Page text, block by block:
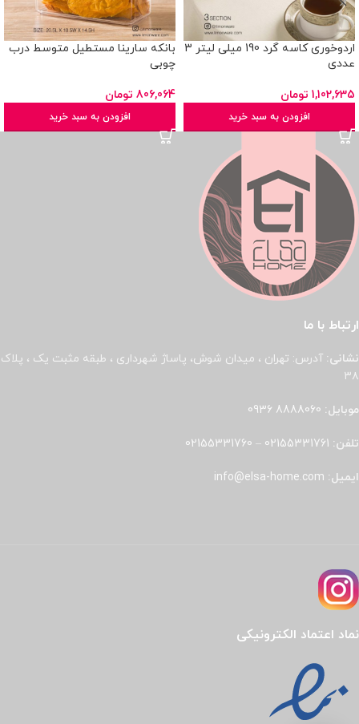
اردوخوری کاسه گرد 190 میلی لیتر 3
عددی
1,102,635 تومان
افزودن به سبد خرید
بانکه سارینا مستطیل متوسط درب
چوبی
806,064 تومان
افزودن به سبد خرید
ارتباط با ما
نشانی: آدرس: تهران ، میدان شوش، پاساژ شهرداری ، طبقه مثبت یک ، پلاک
۳۸
موبایل: 8888060 0936
تلفن: 02155331761
–
02155331760
ایمیل: info@elsa-home.com
نماد اعتماد الکترونیکی